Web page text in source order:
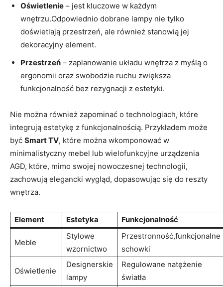
Oświetlenie – jest kluczowe w każdym
wnętrzu.Odpowiednio dobrane lampy nie tylko
doświetlają ⁢przestrzeń,‌ ale również stanowią jej
dekoracyjny element.
Przestrzeń – zaplanowanie układu⁢ wnętrza z myślą o
ergonomii oraz swobodzie ruchu ⁢zwiększa
funkcjonalność bez ⁤rezygnacji z estetyki.
Nie można również zapominać⁤ o technologiach, które
integrują⁤ estetykę z‌ funkcjonalnością. Przykładem może
być Smart TV, które można wkomponować w
minimalistyczny mebel lub wielofunkcyjne urządzenia
AGD, ⁣które, mimo‌ swojej nowoczesnej technologii,
⁢zachowują elegancki wygląd, dopasowując się⁢ do reszty
wnętrza.
Element Estetyka Funkcjonalność
Meble
Stylowe
wzornictwo
Przestronność,funkcjonalne
schowki
Oświetlenie
Designerskie
lampy
Regulowane natężenie
‍światła